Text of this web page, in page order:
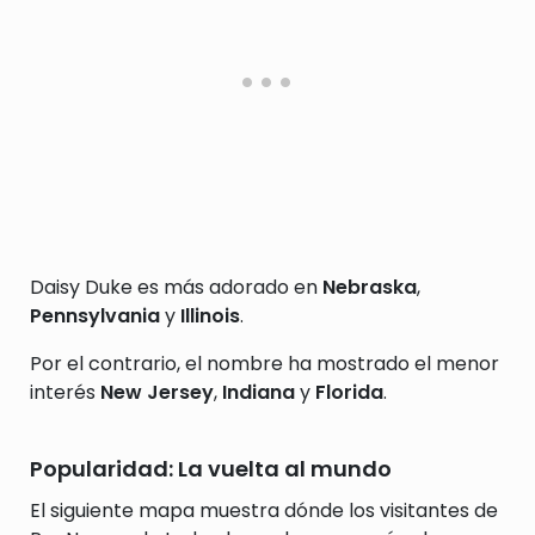
Daisy Duke es más adorado en Nebraska,
Pennsylvaniay Illinois.
Por el contrario, el nombre ha mostrado el menor
interés New Jersey, Indianay Florida.
Popularidad: La vuelta al mundo
El siguiente mapa muestra dónde los visitantes de